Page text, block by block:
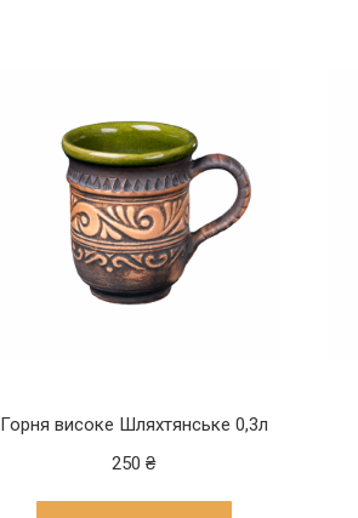
Горня високе Шляхтянське 0,3л
250 ₴